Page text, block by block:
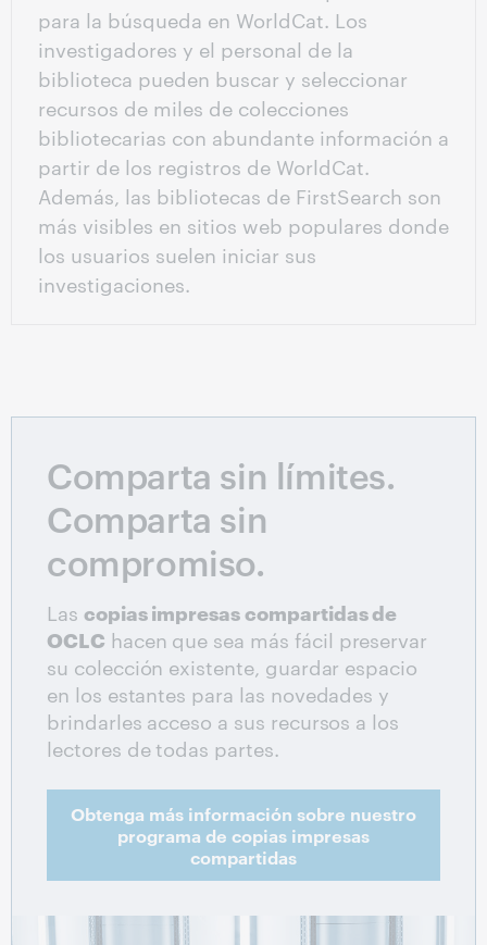
para la búsqueda en WorldCat. Los
investigadores y el personal de la
biblioteca pueden buscar y seleccionar
recursos de miles de colecciones
bibliotecarias con abundante información a
partir de los registros de WorldCat.
Además, las bibliotecas de FirstSearch son
más visibles en sitios web populares donde
los usuarios suelen iniciar sus
investigaciones.
Comparta sin límites.
Comparta sin
compromiso.
Las copias impresas compartidas de
OCLC hacen que sea más fácil preservar
su colección existente, guardar espacio
en los estantes para las novedades y
brindarles acceso a sus recursos a los
lectores de todas partes.
Obtenga más información sobre nuestro
programa de copias impresas
compartidas